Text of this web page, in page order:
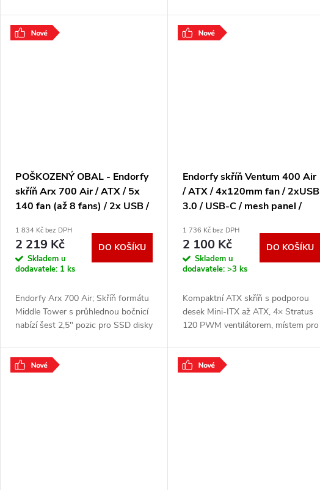
ů(GaN)
SiC MOSFET
POŠKOZENÝ OBAL - Endorfy
skříň Arx 700 Air / ATX / 5x
140 fan (až 8 fans) / 2x USB /
sklo / černá EY2A012-VYP
1 834 Kč bez DPH
2 219 Kč
Skladem u
dodavatele: 1 ks
DO KOŠÍKU
Endorfy Arx 700 Air; Skříň formátu
Middle Tower s průhlednou bočnicí
nabízí šest 2,5" pozic pro SSD disky
.
Endorfy skříň Ventum 400 Air
/ ATX / 4x120mm fan / 2xUSB
3.0 / USB-C / mesh panel /
1 736 Kč bez DPH
2 100 Kč
Skladem u
dodavatele:>3 ks
DO KOŠÍKU
Kompaktní ATX skříň s podporou
desek Mini-ITX až ATX, 4× Stratus
120 PWM ventilátorem, místem pro
filtry.